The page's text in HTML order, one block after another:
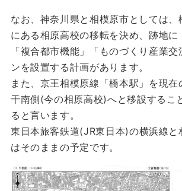
なお、神奈川県と相模原市としては、
にある相原高校の移転を決め、跡地に
「複合都市機能」「ものづくり産業
ンを設置する計画があります。
また、京王相模原線「橋本駅」を現
干南側(今の相原高校)へと移設するこ
ると言います。
東日本旅客鉄道(JR東日本)の横浜線と
はそのままの予定です。